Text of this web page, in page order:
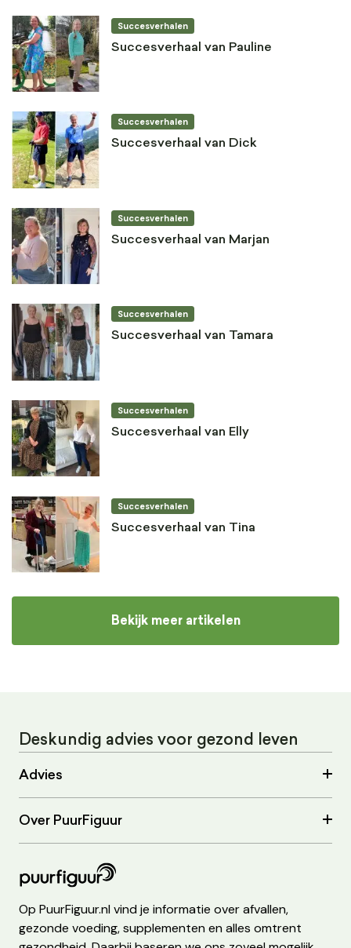
Succesverhalen
Succesverhaal van Pauline
Succesverhalen
Succesverhaal van Dick
Succesverhalen
Succesverhaal van Marjan
Succesverhalen
Succesverhaal van Tamara
Succesverhalen
Succesverhaal van Elly
Succesverhalen
Succesverhaal van Tina
Bekijk meer artikelen
Deskundig advies voor gezond leven
Advies
Over PuurFiguur
Op PuurFiguur.nl vind je informatie over afvallen,
gezonde voeding, supplementen en alles omtrent